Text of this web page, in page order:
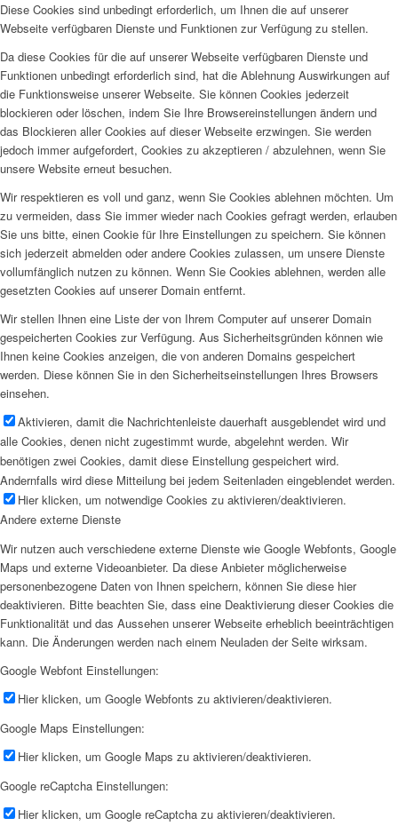
Diese Cookies sind unbedingt erforderlich, um Ihnen die auf unserer
Webseite verfügbaren Dienste und Funktionen zur Verfügung zu stellen.
Da diese Cookies für die auf unserer Webseite verfügbaren Dienste und
Funktionen unbedingt erforderlich sind, hat die Ablehnung Auswirkungen auf
die Funktionsweise unserer Webseite. Sie können Cookies jederzeit
blockieren oder löschen, indem Sie Ihre Browsereinstellungen ändern und
das Blockieren aller Cookies auf dieser Webseite erzwingen. Sie werden
jedoch immer aufgefordert, Cookies zu akzeptieren / abzulehnen, wenn Sie
unsere Website erneut besuchen.
Wir respektieren es voll und ganz, wenn Sie Cookies ablehnen möchten. Um
zu vermeiden, dass Sie immer wieder nach Cookies gefragt werden, erlauben
Sie uns bitte, einen Cookie für Ihre Einstellungen zu speichern. Sie können
sich jederzeit abmelden oder andere Cookies zulassen, um unsere Dienste
vollumfänglich nutzen zu können. Wenn Sie Cookies ablehnen, werden alle
gesetzten Cookies auf unserer Domain entfernt.
Wir stellen Ihnen eine Liste der von Ihrem Computer auf unserer Domain
gespeicherten Cookies zur Verfügung. Aus Sicherheitsgründen können wie
Ihnen keine Cookies anzeigen, die von anderen Domains gespeichert
werden. Diese können Sie in den Sicherheitseinstellungen Ihres Browsers
einsehen.
Aktivieren, damit die Nachrichtenleiste dauerhaft ausgeblendet wird und
alle Cookies, denen nicht zugestimmt wurde, abgelehnt werden. Wir
benötigen zwei Cookies, damit diese Einstellung gespeichert wird.
Andernfalls wird diese Mitteilung bei jedem Seitenladen eingeblendet werden.
Hier klicken, um notwendige Cookies zu aktivieren/deaktivieren.
Andere externe Dienste
Wir nutzen auch verschiedene externe Dienste wie Google Webfonts, Google
Maps und externe Videoanbieter. Da diese Anbieter möglicherweise
personenbezogene Daten von Ihnen speichern, können Sie diese hier
deaktivieren. Bitte beachten Sie, dass eine Deaktivierung dieser Cookies die
Funktionalität und das Aussehen unserer Webseite erheblich beeinträchtigen
kann. Die Änderungen werden nach einem Neuladen der Seite wirksam.
Google Webfont Einstellungen:
Hier klicken, um Google Webfonts zu aktivieren/deaktivieren.
Google Maps Einstellungen:
Hier klicken, um Google Maps zu aktivieren/deaktivieren.
Google reCaptcha Einstellungen:
Hier klicken, um Google reCaptcha zu aktivieren/deaktivieren.